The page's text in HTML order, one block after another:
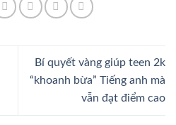
Bí quyết vàng giúp teen 2k
“khoanh bừa” Tiếng anh mà
vẫn đạt điểm cao